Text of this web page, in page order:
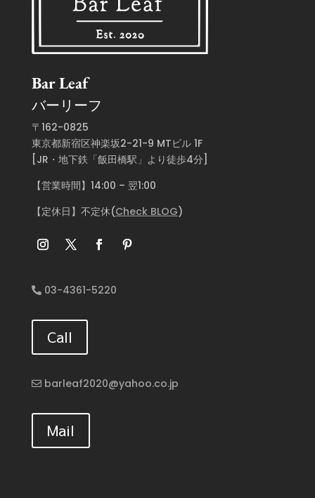
Bar Leaf
バーリーフ
〒162-0825
東京都新宿区神楽坂2-21-9 MTビル 1F
[JR・地下鉄「飯田橋駅」より徒歩4分]
【営業時間】14:00 – 翌1:00
【定休日】不定休(Check BLOG)
03-4361-5220
Call
barleaf2020@yahoo.co.jp
Mail